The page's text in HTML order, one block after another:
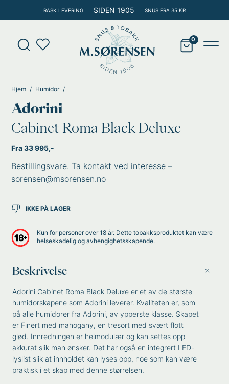
rett
innholdet
RASK LEVERING SIDEN 1905 SNUS FRA 35 KR
Products
search
Hjem Humidor
Adorini
Cabinet Roma Black Deluxe
Fra 33 995,-
Bestillingsvare. Ta kontakt ved interesse –
sorensen@msorensen.no
IKKE PÅ LAGER
Kun for personer over 18 år. Dette tobakksproduktet kan være
helseskadelig og avhengighetsskapende.
Beskrivelse
Adorini Cabinet Roma Black Deluxe er et av de største
humidorskapene som Adorini leverer. Kvaliteten er, som
på alle humidorer fra Adorini, av ypperste klasse. Skapet
er Finert med mahogany, en tresort med svært flott
glød. Innredningen er helmodulær og kan settes opp
akkurat slik man ønsker. Det har også en integrert LED-
lyslist slik at innholdet kan lyses opp, noe som kan være
praktisk i et skap med denne størrelsen.